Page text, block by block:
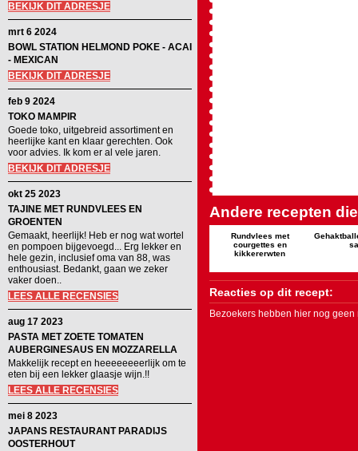
BEKIJK DIT ADRESJE
mrt 6 2024
BOWL STATION HELMOND POKE - ACAI
- MEXICAN
BEKIJK DIT ADRESJE
feb 9 2024
TOKO MAMPIR
Goede toko, uitgebreid assortiment en
heerlijke kant en klaar gerechten. Ook
voor advies. Ik kom er al vele jaren.
BEKIJK DIT ADRESJE
okt 25 2023
TAJINE MET RUNDVLEES EN
GROENTEN
Gemaakt, heerlijk! Heb er nog wat wortel
en pompoen bijgevoegd... Erg lekker en
hele gezin, inclusief oma van 88, was
enthousiast. Bedankt, gaan we zeker
vaker doen..
LEES ALLE RECENSIES
aug 17 2023
PASTA MET ZOETE TOMATEN
AUBERGINESAUS EN MOZZARELLA
Makkelijk recept en heeeeeeeerlijk om te
eten bij een lekker glaasje wijn.!!
LEES ALLE RECENSIES
mei 8 2023
JAPANS RESTAURANT PARADIJS
OOSTERHOUT
Andere recepten
Rundvlees met
courgettes en
kikkererwten
Reacties op dit recept:
Bezoekers hebben hier nog